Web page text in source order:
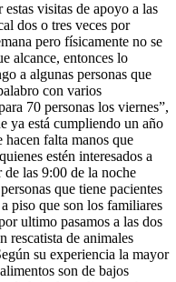
visitas de apoyo a las
dos o tres veces por
pero físicamente no se
alcance, entonces lo
a algunas personas que
con varios
70 personas los viernes”,
ya está cumpliendo un año
falta manos que
estén interesados a
de las 9:00 de la noche
que tiene pacientes
piso que son los familiares
ultimo pasamos a las dos
rescatista de animales
su experiencia la mayor
son de bajos